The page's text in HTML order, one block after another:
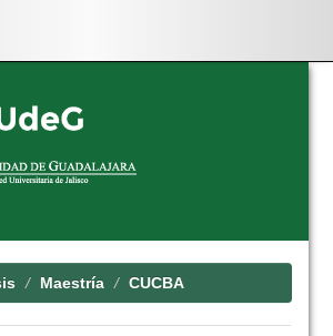
Maestría CUCBA